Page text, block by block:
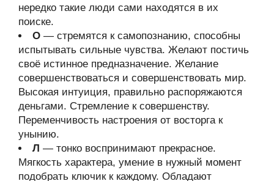
нередко такие люди сами находятся в их
поиске.
О — стремятся к самопознанию, способны
испытывать сильные чувства. Желают постичь
своё истинное предназначение. Желание
совершенствоваться и совершенствовать мир.
Высокая интуиция, правильно распоряжаются
деньгами. Стремление к совершенству.
Переменчивость настроения от восторга к
унынию.
Л — тонко воспринимают прекрасное.
Мягкость характера, умение в нужный момент
подобрать ключик к каждому. Обладают